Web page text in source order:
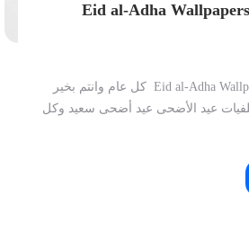
صور عيد الأضحى Eid al-Adha Wallpapers كل عام وانتم بخير
عيد الأضحى عيد أضحى سعيد وكل